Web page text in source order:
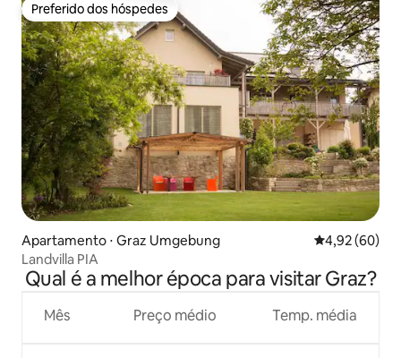
Preferido dos hóspedes
Preferido dos hóspedes
Apartamento ⋅ Graz Umgebung 4,92 de uma
4,92 (60)
Landvilla PIA
Qual é a melhor época para visitar Graz?
Mês Preço médio Temp. média